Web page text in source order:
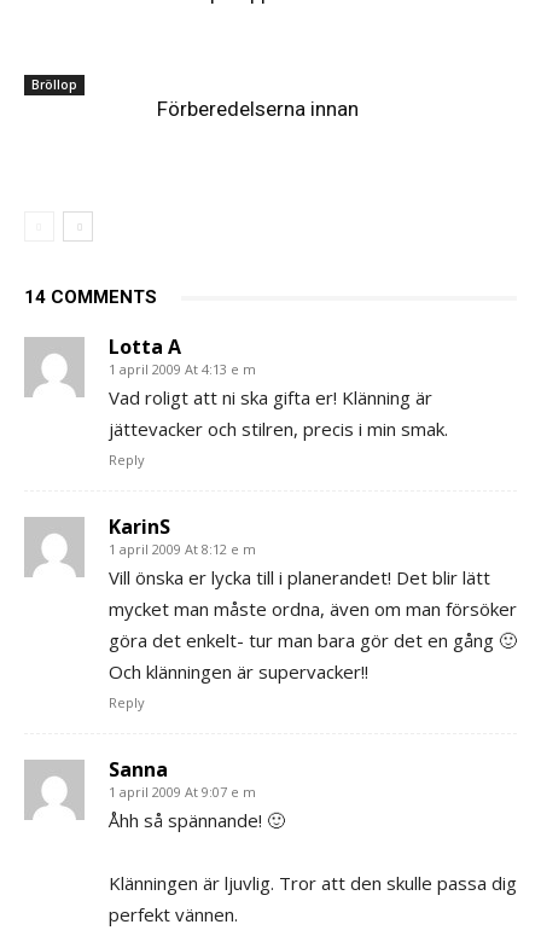
Bröllop
Förberedelserna innan
14 COMMENTS
Lotta A
1 april 2009 At 4:13 e m
Vad roligt att ni ska gifta er! Klänning är
jättevacker och stilren, precis i min smak.
Reply
KarinS
1 april 2009 At 8:12 e m
Vill önska er lycka till i planerandet! Det blir lätt
mycket man måste ordna, även om man försöker
göra det enkelt- tur man bara gör det en gång 🙂
Och klänningen är supervacker!!
Reply
Sanna
1 april 2009 At 9:07 e m
Åhh så spännande! 🙂
Klänningen är ljuvlig. Tror att den skulle passa dig
perfekt vännen.